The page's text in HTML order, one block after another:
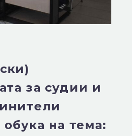
за судии и
на тема: